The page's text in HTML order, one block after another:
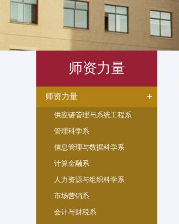
师资力量
师资力量
供应链管理与系统工程系
管理科学系
信息管理与数据科学系
计算金融系
人力资源与组织科学系
市场营销系
会计与财税系